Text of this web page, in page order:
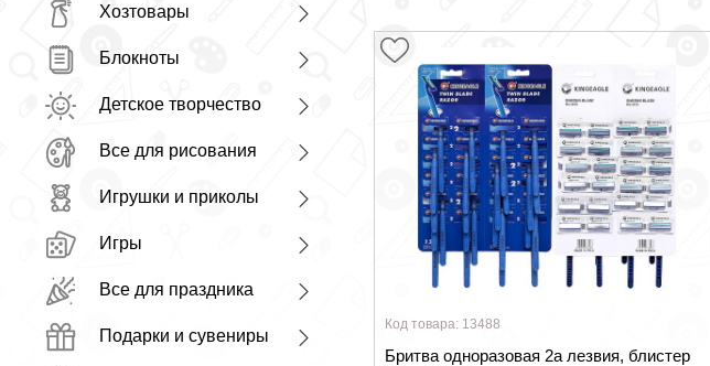
Хозтовары
Блокноты
Детское творчество
Все для рисования
Игрушки и приколы
Игры
Все для праздника
Подарки и сувениры
Код товара: 13488
Бритва одноразовая 2а лезвия, блистер